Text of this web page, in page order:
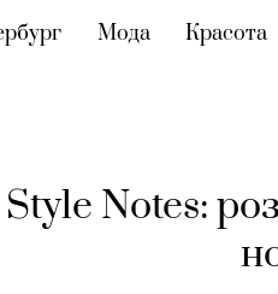
(current)
Мода(current)
Красота
Style Notes: